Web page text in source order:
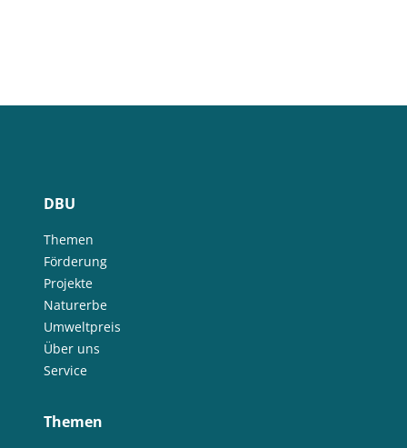
DBU
Themen
Förderung
Projekte
Naturerbe
Umweltpreis
Über uns
Service
Themen